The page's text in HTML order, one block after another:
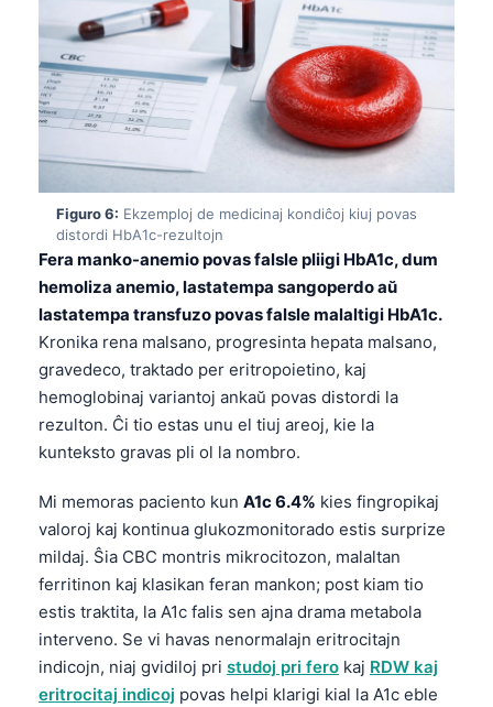
Figuro 6: Ekzemploj de medicinaj kondiĉoj kiuj povas
distordi HbA1c-rezultojn
Fera manko-anemio povas falsle pliigi HbA1c, dum
hemoliza anemio, lastatempa sangoperdo aŭ
lastatempa transfuzo povas falsle malaltigi HbA1c.
Kronika rena malsano, progresinta hepata malsano,
gravedeco, traktado per eritropoietino, kaj
hemoglobinaj variantoj ankaŭ povas distordi la
rezulton. Ĉi tio estas unu el tiuj areoj, kie la
kunteksto gravas pli ol la nombro.
Mi memoras paciento kun A1c 6.4% kies fingropikaj
valoroj kaj kontinua glukozmonitorado estis surprize
mildaj. Ŝia CBC montris mikrocitozon, malaltan
ferritinon kaj klasikan feran mankon; post kiam tio
estis traktita, la A1c falis sen ajna drama metabola
interveno. Se vi havas nenormalajn eritrocitajn
indicojn, niaj gvidiloj pri studoj pri fero kaj RDW kaj
eritrocitaj indicoj povas helpi klarigi kial la A1c eble
తెలుగు
தமிழ்
ગુજરાતી
ಕನ್ನಡ
മലയാളം
Bahasa Melayu
Tiếng Việt
Tagalog
ဗမာစာ
ភាសាខ្មែរ
አማርኛ
O‘zbekcha
Català
Қазақ тілі
Hrvatski